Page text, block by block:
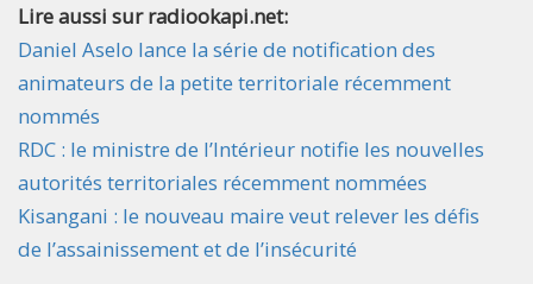
Lire aussi sur radiookapi.net:
Daniel Aselo lance la série de notification des
animateurs de la petite territoriale récemment
nommés
RDC : le ministre de l’Intérieur notifie les nouvelles
autorités territoriales récemment nommées
Kisangani : le nouveau maire veut relever les défis
de l’assainissement et de l’insécurité